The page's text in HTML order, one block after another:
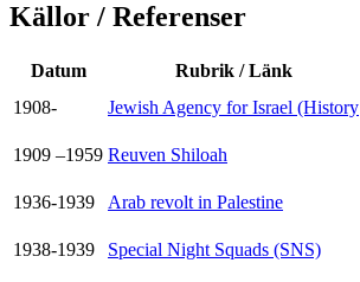
Källor / Referenser
Datum Rubrik / Länk
1908-
Jewish Agency for Israel (History
1909 –1959 Reuven Shiloah
1936-1939
Arab revolt in Palestine
1938-1939
Special Night Squads (SNS)